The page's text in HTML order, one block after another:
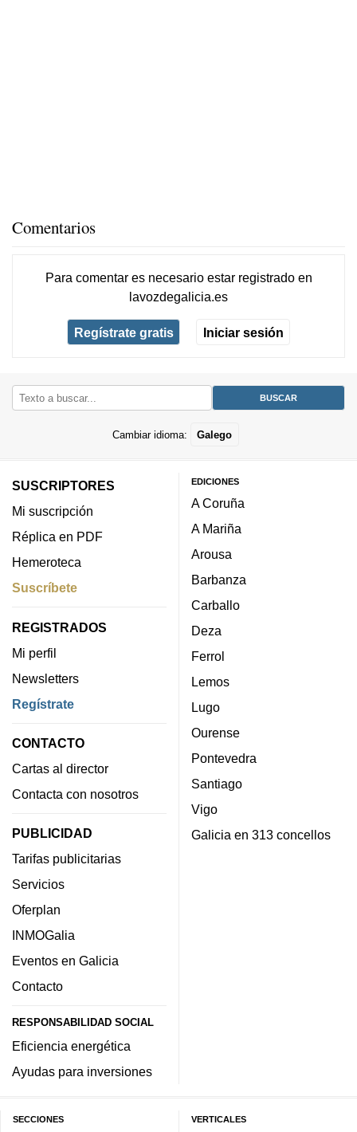
Comentarios
Para comentar es necesario estar registradoen
lavozdegalicia.es
Regístrate gratis Iniciar sesión
Cambiar idioma: Galego
SUSCRIPTORES
Mi suscripción
Réplica en PDF
Hemeroteca
Suscríbete
REGISTRADOS
Mi perfil
Newsletters
Regístrate
CONTACTO
Cartas al director
Contacta con nosotros
PUBLICIDAD
Tarifas publicitarias
Servicios
Oferplan
INMOGalia
Eventos en Galicia
Contacto
RESPONSABILIDAD SOCIAL
Eficiencia energética
Ayudas para inversiones
EDICIONES
A Coruña
A Mariña
Arousa
Barbanza
Carballo
Deza
Ferrol
Lemos
Lugo
Ourense
Pontevedra
Santiago
Vigo
Galicia en 313 concellos
SECCIONES VERTICALES